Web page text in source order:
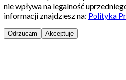
nie wpływa na legalność
informacji znajdziesz na: Polityka
Odrzucam Akceptuję